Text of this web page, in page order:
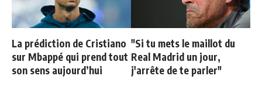
La prédiction de Cristiano
sur Mbappé qui prend tout
son sens aujourd’hui
"Si tu mets le maillot du
Real Madrid un jour,
j'arrête de te parler"